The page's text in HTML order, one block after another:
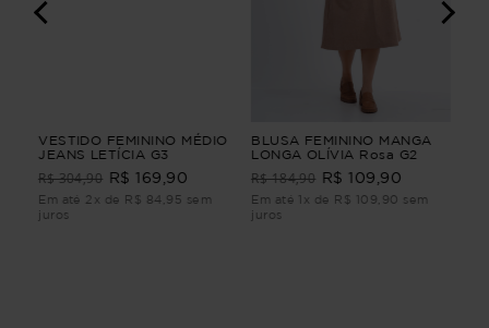
VESTIDO FEMININO MÉDIO
JEANS LETÍCIA G3
R$ 304,90 R$ 169,90
Em até 2x de R$ 84,95 sem
juros
BLUSA FEMININO MANGA
LONGA OLÍVIA Rosa G2
R$ 184,90 R$ 109,90
Em até 1x de R$ 109,90 sem
juros